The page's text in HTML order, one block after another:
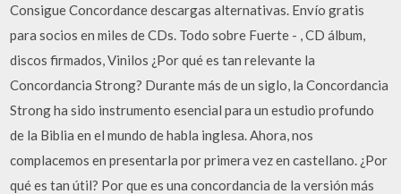
Consigue Concordance descargas alternativas. Envío gratis
para socios en miles de CDs. Todo sobre Fuerte - , CD álbum,
discos firmados, Vinilos ¿Por qué es tan relevante la
Concordancia Strong? Durante más de un siglo, la Concordancia
Strong ha sido instrumento esencial para un estudio profundo
de la Biblia en el mundo de habla inglesa. Ahora, nos
complacemos en presentarla por primera vez en castellano. ¿Por
qué es tan útil? Por que es una concordancia de la versión más